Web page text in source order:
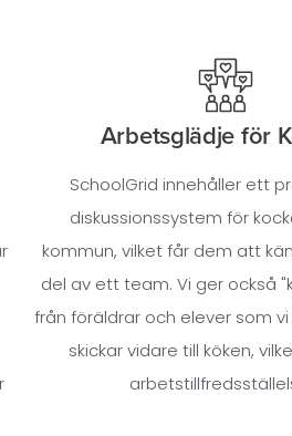
Arbetsglädje för
SchoolGrid innehåller ett
diskussionssystem för
kommun, vilket får dem att
del av ett team. Vi ger också
från föräldrar och elever som
skickar vidare till köken,